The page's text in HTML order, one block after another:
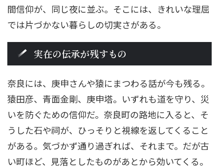
間信仰が、同じ夜に並ぶ。そこには、きれいな理屈
では片づかない暮らしの切実さがある。
実在の伝承が残すもの
奈良には、庚申さんや猿にまつわる話が今も残る。
猿田彦、青面金剛、庚申塔。いずれも道を守り、災
いを防ぐための信仰だ。奈良町の路地に入ると、そ
うした石や祠が、ひっそりと視線を返してくること
がある。気づかず通り過ぎれば、それまで。だが古
い町ほど、見落としたものがあとから効いてくる。